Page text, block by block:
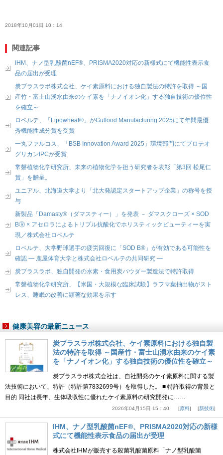
2018年10月01日 10：14
関連記事
IHM、ナノ型乳酸菌nEF®、PRISMA2020対応の新様式にて機能性表示食
品の届出が受理
炭プラスラボ株式会社、ケイ素原料における独自製法の特許を取得 ～国
産竹・富士山湧水由来のケイ素を「ナノイオン化」する独自技術の優位性
を確立～
ロベルテ、「Lipowheat®」がGulfood Manufacturing 2025にて年間最優
秀機能性成分賞を受賞
一丸ファルコス、「BSB Innovation Award 2025」環境部門にてプロテオ
グリカンIPCが受賞
常磐植物化学研究所、未来の植物化学を担う研究者を表彰「第3回 松尾仁
賞」を贈呈。
ユニアル、北海道大学より「北大発認定スタートアップ企業」の称号を授
与
新製品「Damasty®（ダマスティー）」を発表 － ダマスクローズ × SOD
BⓇ × アセロラによるトリプル抗酸化でホリスティックビューティーを実
現／株式会社ロベルテ
ロベルテ、大学野球選手の疲労回復に「SOD B®」が有効である可能性を
確認 ― 鹿屋体育大学と株式会社ロベルテの共同研究 ―
炭プラスラボ、独自開発の水素・食用炭パウダー製造法で特許取得
常磐植物化学研究所、【米国・大規模な臨床試験】ラフマ葉抽出物がスト
レス、睡眠の改善に顕著な効果を示す
健康美容の最新ニュース
炭プラスラボ株式会社、ケイ素原料における独自製
法の特許を取得 ～国産竹・富士山湧水由来のケイ素
を「ナノイオン化」する独自技術の優位性を確立～
炭プラスラボ株式会社は、自社開発のケイ素原料に関する製
法技術において、特許（特許第7832699号）を取得した。 ■ 特許取得の背景と
目的 同社は長年、生体吸収性に優れたケイ素原料の研究開発に……
2026年04月15日 15：40 原料 新技術
IHM、ナノ型乳酸菌nEF®、PRISMA2020対応の新様
式にて機能性表示食品の届出が受理
株式会社IHMが販売する殺菌乳酸菌原料「ナノ型乳酸菌